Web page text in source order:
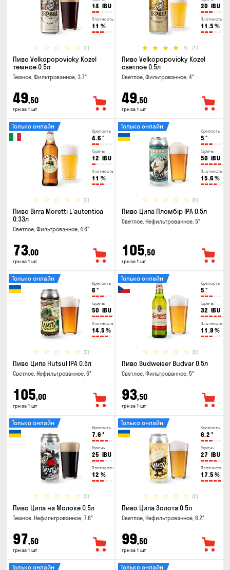
14 IBU
Плотность
11 %
(0)
Пиво Velkopopovicky Kozel
темное 0.5л
Темное, Фильтрованное, 3.7°
49,50
грн за 1 шт
20 IBU
Плотность
11.5 %
(1)
Пиво Velkopopovicky Kozel
светлое 0.5л
Светлое, Фильтрованное, 4°
49,50
грн за 1 шт
Крепость
4.6 °
Горечь
12 IBU
Плотность
11 %
(0)
Только онлайн
Пиво Birra Moretti L'autentica
0.33л
Светлое, Фильтрованное, 4.6°
73,00
грн за 1 шт
Крепость
5 °
Горечь
50 IBU
Плотность
15.6 %
(0)
Только онлайн
Пиво Ципа Пломбір IPA 0.5л
Светлое, Нефильтрованное, 5°
105,50
грн за 1 шт
Крепость
6 °
Горечь
50 IBU
Плотность
14.5 %
(0)
Только онлайн
Пиво Ципа Hutsul IPA 0.5л
Светлое, Нефильтрованное, 6°
105,00
грн за 1 шт
Крепость
5 °
Горечь
32 IBU
Плотность
11.9 %
(0)
Только онлайн
Пиво Budweiser Budvar 0.5л
Светлое, Фильтрованное, 5°
93,50
грн за 1 шт
Крепость
7.6 °
Горечь
25 IBU
Плотность
12 %
(0)
Только онлайн
Пиво Ципа на Молоке 0.5л
Темное, Нефильтрованное, 7.6°
97,50
грн за 1 шт
Крепость
6.2 °
Горечь
27 IBU
Плотность
17.5 %
(0)
Только онлайн
Пиво Ципа Золота 0.5л
Светлое, Нефильтрованное, 6.2°
99,50
грн за 1 шт
Только онлайн Только онлайн